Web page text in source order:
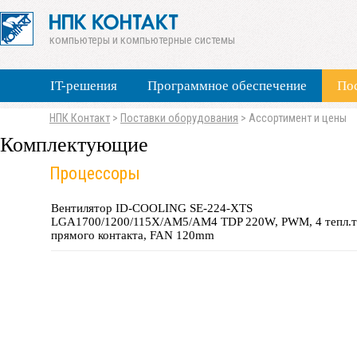
IT-решения Программное обеспечение
компьютеры и компьютерные системы
НПК Контакт > Поставки оборудования > Ассортимент и цены
Комплектующие
Процессоры
Вентилятор ID-COOLING SE-224-XTS
LGA1700/1200/115X/AM5/AM4 TDP 220W, PWM, 4
прямого контакта, FAN 120mm